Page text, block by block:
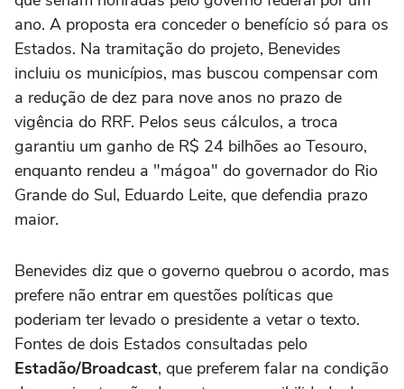
ano. A proposta era conceder o benefício só para os
Estados. Na tramitação do projeto, Benevides
incluiu os municípios, mas buscou compensar com
a redução de dez para nove anos no prazo de
vigência do RRF. Pelos seus cálculos, a troca
garantiu um ganho de R$ 24 bilhões ao Tesouro,
enquanto rendeu a "mágoa" do governador do Rio
Grande do Sul, Eduardo Leite, que defendia prazo
maior.
Benevides diz que o governo quebrou o acordo, mas
prefere não entrar em questões políticas que
poderiam ter levado o presidente a vetar o texto.
Fontes de dois Estados consultadas pelo
Estadão/Broadcast, que preferem falar na condição